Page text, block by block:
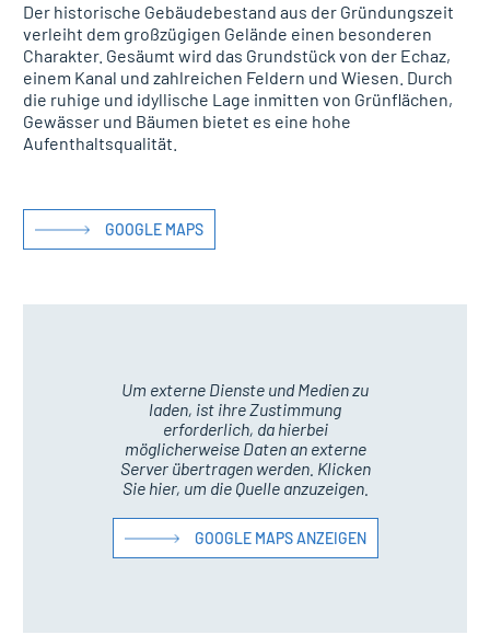
Der historische Gebäudebestand aus der Gründungszeit
verleiht dem großzügigen Gelände einen besonderen
Charakter. Gesäumt wird das Grundstück von der Echaz,
einem Kanal und zahlreichen Feldern und Wiesen. Durch
die ruhige und idyllische Lage inmitten von Grünflächen,
Gewässer und Bäumen bietet es eine hohe
Aufenthaltsqualität.
GOOGLE MAPS
Um externe Dienste und Medien zu
laden, ist ihre Zustimmung
erforderlich, da hierbei
möglicherweise Daten an externe
Server übertragen werden. Klicken
Sie hier, um die Quelle anzuzeigen.
GOOGLE MAPS ANZEIGEN